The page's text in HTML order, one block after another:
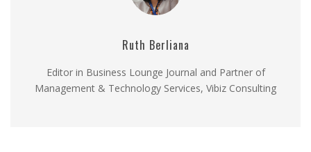
Ruth Berliana
Editor in Business Lounge Journal and Partner of
Management & Technology Services, Vibiz Consulting